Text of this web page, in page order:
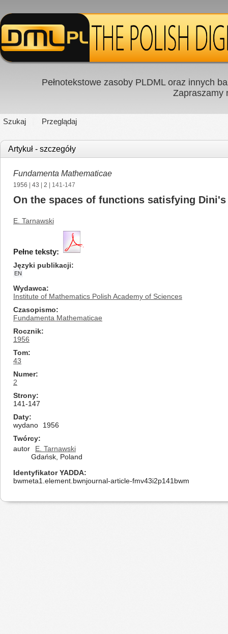
Pełnotekstowe zasoby PLDML oraz innych
Zapraszamy
Szukaj Przeglądaj
Artykuł - szczegóły
Fundamenta Mathematicae
1956 43 2 | 141-147
On the spaces of functions satisfying
E. Tarnawski
Pełne teksty:
Języki publikacji
EN
Wydawca
Institute of Mathematics Polish Academy of Sciences
Czasopismo
Fundamenta Mathematicae
Rocznik
1956
Tom
43
Numer
2
Strony
141-147
Daty
wydano
1956
Twórcy
autor
E. Tarnawski
Gdańsk, Poland
Identyfikator YADDA
bwmeta1.element.bwnjournal-article-fmv43i2p141bwm